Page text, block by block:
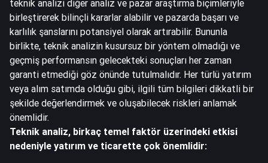
teknik analizi diğer analiz ve pazar araştırma biçimleriyle
birleştirerek bilinçli kararlar alabilir ve pazarda başarı ve
karlılık şanslarını potansiyel olarak artırabilir. Bununla
birlikte, teknik analizin kusursuz bir yöntem olmadığı ve
geçmiş performansın gelecekteki sonuçları her zaman
garanti etmediği göz önünde tutulmalıdır. Her türlü yatırım
veya alım satımda olduğu gibi, ilgili tüm bilgileri dikkatli bir
şekilde değerlendirmek ve oluşabilecek riskleri anlamak
önemlidir.
Teknik analiz, birkaç temel faktör üzerindeki etkisi
nedeniyle yatırım ve ticarette çok önemlidir: